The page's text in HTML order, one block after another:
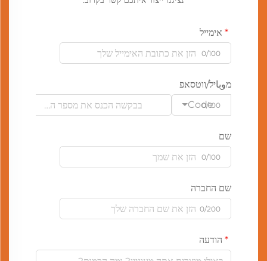
אימייל
0/100
מوباיל/ווטסאפ
Code
0/100
שם
0/100
שם החברה
0/200
הודעה